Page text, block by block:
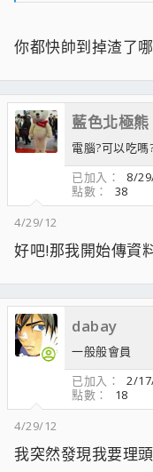
你都快帥到掉渣了
藍色北極熊
電腦?可以吃嗎
已加入
8/
點數
38
4/29/12
好吧!那我開始傳資
dabay
一般般會員
已加入
2/
點數
18
4/29/12
我突然發現我要理